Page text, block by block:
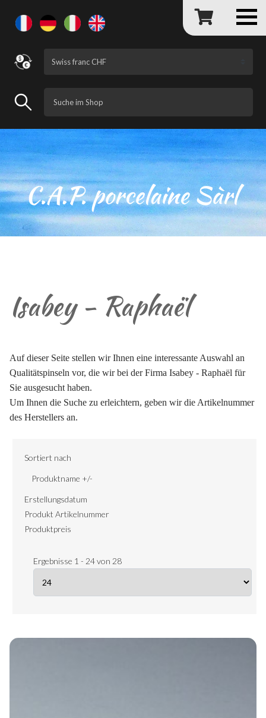
Isabey - Raphaël
Auf dieser Seite stellen wir Ihnen eine interessante Auswahl an
Qualitätspinseln vor, die wir bei der Firma Isabey - Raphaël für
Sie ausgesucht haben.
Um Ihnen die Suche zu erleichtern, geben wir die Artikelnummer
des Herstellers an.
Sortiert nach
Produktname +/-
Erstellungsdatum
Produkt Artikelnummer
Produktpreis
Ergebnisse 1 - 24 von 28